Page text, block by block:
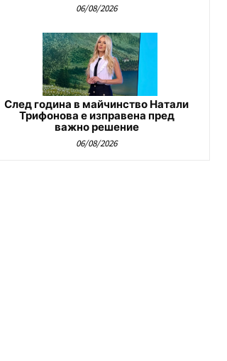
06/08/2026
След година в майчинство Натали
Трифонова е изправена пред
важно решение
06/08/2026